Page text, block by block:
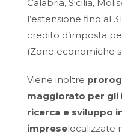
Calabria, Sicilia,
l’estensione fino al
credito d’imposta
(Zone economiche
Viene inoltre
maggiorato per gli
ricerca e sviluppo
impreselocalizzate